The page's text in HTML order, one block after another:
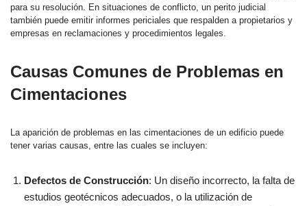
para su resolución. En situaciones de conflicto, un perito judicial
también puede emitir informes periciales que respalden a propietarios y
empresas en reclamaciones y procedimientos legales.
Causas Comunes de Problemas en
Cimentaciones
La aparición de problemas en las cimentaciones de un edificio puede
tener varias causas, entre las cuales se incluyen:
Defectos de Construcción: Un diseño incorrecto, la falta de
estudios geotécnicos adecuados, o la utilización de